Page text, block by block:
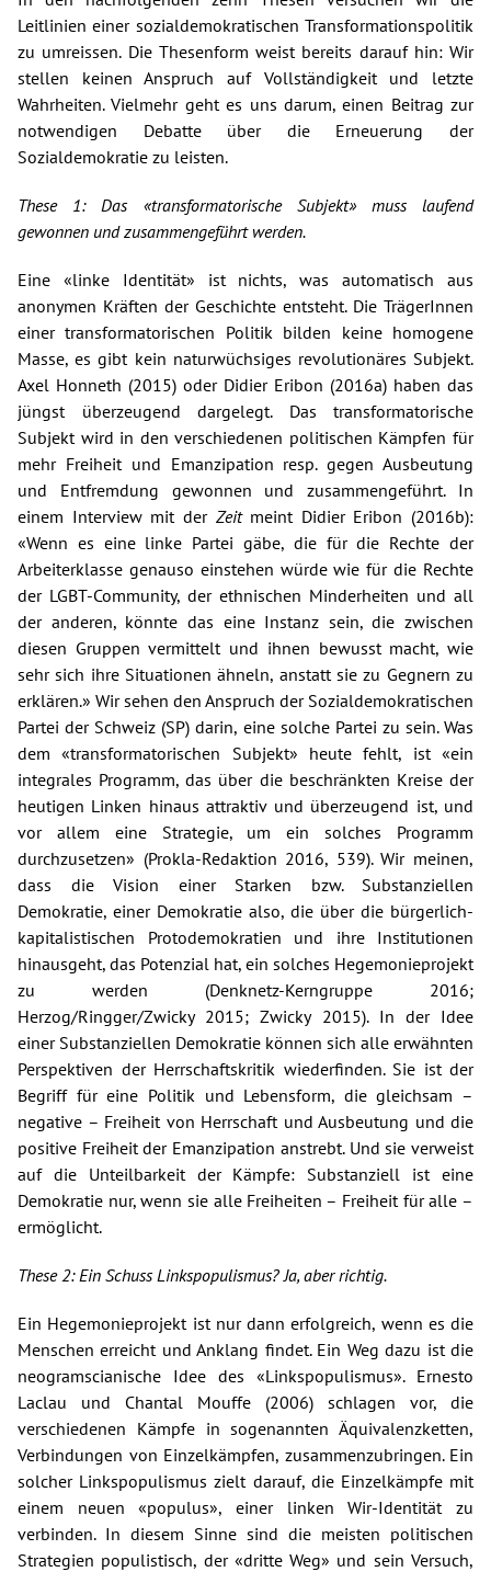
Leitlinien einer sozialdemokratischen Transformationspolitik
zu umreissen. Die Thesenform weist bereits darauf hin: Wir
stellen keinen Anspruch auf Vollständigkeit und letzte
Wahrheiten. Vielmehr geht es uns darum, einen Beitrag zur
notwendigen Debatte über die Erneuerung der
Sozialdemokratie zu leisten.
These 1: Das «transformatorische Subjekt» muss laufend
gewonnen und zusammengeführt werden.
Eine «linke Identität» ist nichts, was automatisch aus
anonymen Kräften der Geschichte entsteht. Die TrägerInnen
einer transformatorischen Politik bilden keine homogene
Masse, es gibt kein naturwüchsiges revolutionäres Subjekt.
Axel Honneth (2015) oder Didier Eribon (2016a) haben das
jüngst überzeugend dargelegt. Das transformatorische
Subjekt wird in den verschiedenen politischen Kämpfen für
mehr Freiheit und Emanzipation resp. gegen Ausbeutung
und Entfremdung gewonnen und zusammengeführt. In
einem Interview mit der Zeit meint Didier Eribon (2016b):
«Wenn es eine linke Partei gäbe, die für die Rechte der
Arbeiterklasse genauso einstehen würde wie für die Rechte
der LGBT-Community, der ethnischen Minderheiten und all
der anderen, könnte das eine Instanz sein, die zwischen
diesen Gruppen vermittelt und ihnen bewusst macht, wie
sehr sich ihre Situationen ähneln, anstatt sie zu Gegnern zu
erklären.» Wir sehen den Anspruch der Sozialdemokratischen
Partei der Schweiz (SP) darin, eine solche Partei zu sein. Was
dem «transformatorischen Subjekt» heute fehlt, ist «ein
integrales Programm, das über die beschränkten Kreise der
heutigen Linken hinaus attraktiv und überzeugend ist, und
vor allem eine Strategie, um ein solches Programm
durchzusetzen» (Prokla-Redaktion 2016, 539). Wir meinen,
dass die Vision einer Starken bzw. Substanziellen
Demokratie, einer Demokratie also, die über die bürgerlich-
kapitalistischen Protodemokratien und ihre Institutionen
hinausgeht, das Potenzial hat, ein solches Hegemonieprojekt
zu werden (Denknetz-Kerngruppe 2016;
Herzog/Ringger/Zwicky 2015; Zwicky 2015). In der Idee
einer Substanziellen Demokratie können sich alle erwähnten
Perspektiven der Herrschaftskritik wiederfinden. Sie ist der
Begriff für eine Politik und Lebensform, die gleichsam –
negative – Freiheit von Herrschaft und Ausbeutung und die
positive Freiheit der Emanzipation anstrebt. Und sie verweist
auf die Unteilbarkeit der Kämpfe: Substanziell ist eine
Demokratie nur, wenn sie alle Freiheiten – Freiheit für alle –
ermöglicht.
These 2: Ein Schuss Linkspopulismus? Ja, aber richtig.
Ein Hegemonieprojekt ist nur dann erfolgreich, wenn es die
Menschen erreicht und Anklang findet. Ein Weg dazu ist die
neogramscianische Idee des «Linkspopulismus». Ernesto
Laclau und Chantal Mouffe (2006) schlagen vor, die
verschiedenen Kämpfe in sogenannten Äquivalenzketten,
Verbindungen von Einzelkämpfen, zusammenzubringen. Ein
solcher Linkspopulismus zielt darauf, die Einzelkämpfe mit
einem neuen «populus», einer linken Wir-Identität zu
verbinden. In diesem Sinne sind die meisten politischen
Strategien populistisch, der «dritte Weg» und sein Versuch,